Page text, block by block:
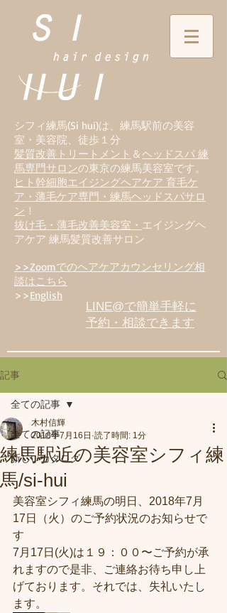
シフィ練馬(Si hui)は、 練馬駅前の美容
室・美容院、徒歩１分
髪質改善トリートメント ＆ヘッドスパ 練
馬専門サロンの東京の練馬美容室です。
ヒト幹細胞エイジングヘアケア 育毛ケ
ア・薄毛ケア専門・練馬ヘッドスパサロ
ン ！
抜け毛・薄毛改善美容室・ エイジングヘ
アケア 練馬髪質改善サロン
>>Zoomでのヘアケアカウンセリング相
談はこちら
>>English
LINE@で簡単手軽に
予約・相談できます
記事
全ての記事
新しいカタログ
全ての記事
練馬駅近の美容室シフィ練
馬/si-hui
木村信輝
2018年7月16日 読了時間: 1分
美容室シフィ練馬の明日、2018年7月
17日（火）のご予約状況のお知らせで
す
7月17日(火)は１９：００〜ご予約が承
れますので是非、ご連絡お待ち申し上
げております。それでは、失礼いたし
ます。